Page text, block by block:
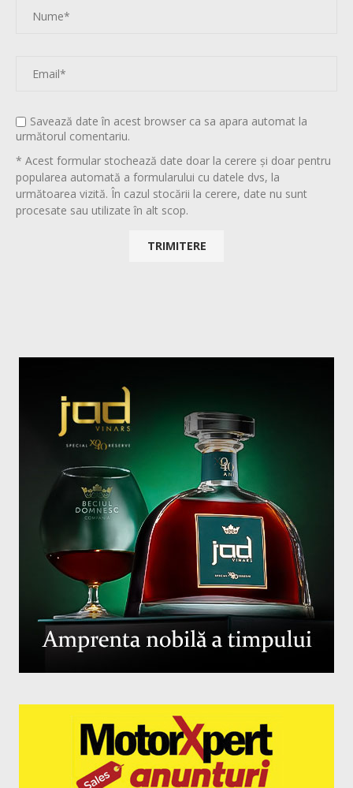
Savează date în acest browser ca sa apara automat la
următorul comentariu.
* Acest formular stochează date doar la cerere și doar pentru
popularea automată a formularului cu datele dvs, la
următoarea vizită. În cazul stocării la cerere, date nu sunt
procesate sau utilizate în alt scop.